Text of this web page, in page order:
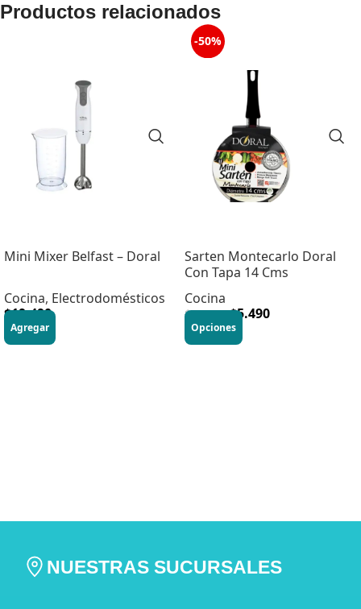
Productos relacionados
Mini Mixer Belfast – Doral
Cocina, Electrodomésticos
$19.490
Agregar
-50%
Sarten Montecarlo Doral
Con Tapa 14 Cms
Cocina
$10.990 $5.490
Opciones
NUESTRAS SUCURSALES